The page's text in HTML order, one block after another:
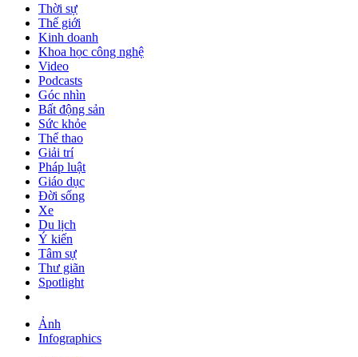
Thời sự
Thế giới
Kinh doanh
Khoa học công nghệ
Video
Podcasts
Góc nhìn
Bất động sản
Sức khỏe
Thể thao
Giải trí
Pháp luật
Giáo dục
Đời sống
Xe
Du lịch
Ý kiến
Tâm sự
Thư giãn
Spotlight
Ảnh
Infographics